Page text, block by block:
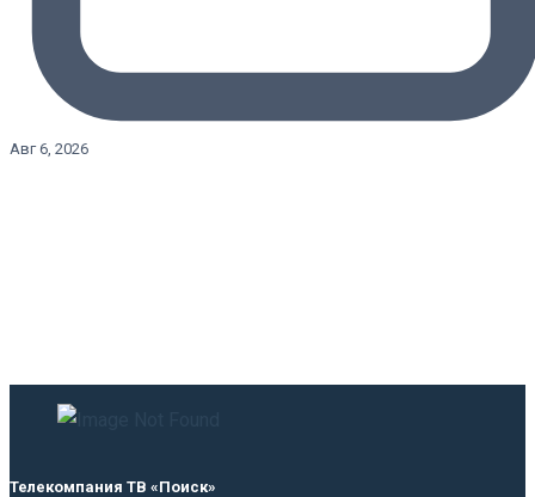
Авг 6, 2026
Телекомпания ТВ «Поиск»